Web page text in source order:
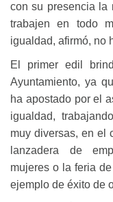
con su presencia la
trabajen en todo
igualdad, afirmó, no
El primer edil
Ayuntamiento, ya
ha apostado por el
igualdad,
muy diversas, en el
lanzadera de
mujeres o la feria
ejemplo de éxito de